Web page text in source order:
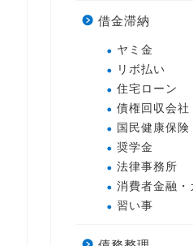
借金滞納
ヤミ金
リボ払い
住宅ローン
債権回収会社
国民健康保険
奨学金
法律事務所
消費者金融・
習い事